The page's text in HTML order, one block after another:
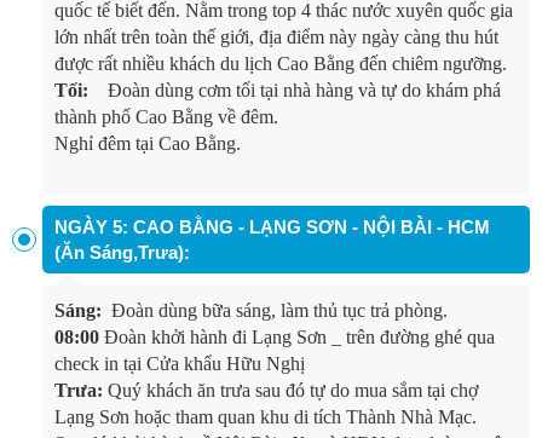
quốc tế biết đến. Nằm trong top 4 thác nước xuyên quốc gia
lớn nhất trên toàn thế giới, địa điểm này ngày càng thu hút
được rất nhiều khách du lịch Cao Bằng đến chiêm ngưỡng.
Tối:
Đoàn dùng cơm tối tại nhà hàng và tự do khám phá
thành phố Cao Bằng về đêm.
Nghỉ đêm tại Cao Bằng.
NGÀY 5: CAO BẰNG - LẠNG SƠN - NỘI BÀI - HCM
(Ăn Sáng,Trưa):
Sáng: Đoàn dùng bữa sáng, làm thủ tục trả phòng.
08:00 Đoàn khởi hành đi Lạng Sơn _ trên đường ghé qua
check in tại Cửa khẩu Hữu Nghị
Trưa: Quý khách ăn trưa sau đó tự do mua sắm tại chợ
Lạng Sơn hoặc tham quan khu di tích Thành Nhà Mạc.